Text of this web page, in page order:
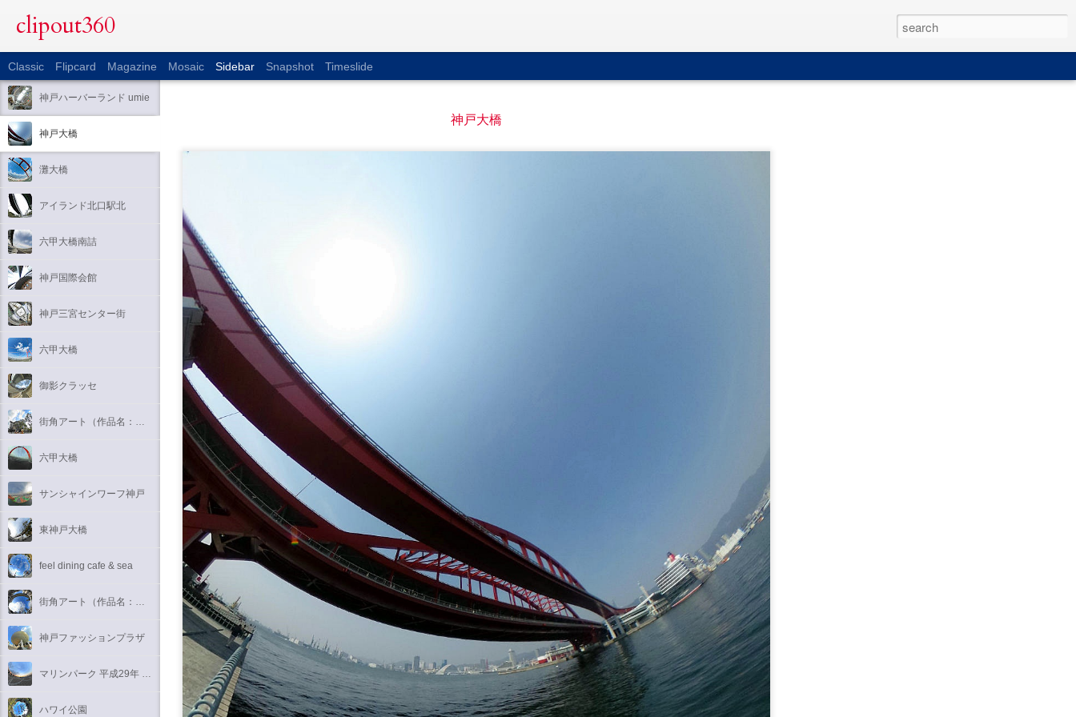
clipout360
Classic Flipcard Magazine Mosaic Sidebar Snapshot Timeslide
神戸ハーバーランド umie
神戸大橋
灘大橋
アイランド北口駅北
六甲大橋南詰
神戸国際会館
神戸三宮センター街
六甲大橋
御影クラッセ
街角アート（作品名：吟遊詩人のセレナード）
六甲大橋
サンシャインワーフ神戸
東神戸大橋
feel dining cafe & sea
街角アート（作品名：瑶韻）
神戸ファッションプラザ
マリンパーク 平成29年 元旦 初日の出
ハワイ公園
神戸大橋